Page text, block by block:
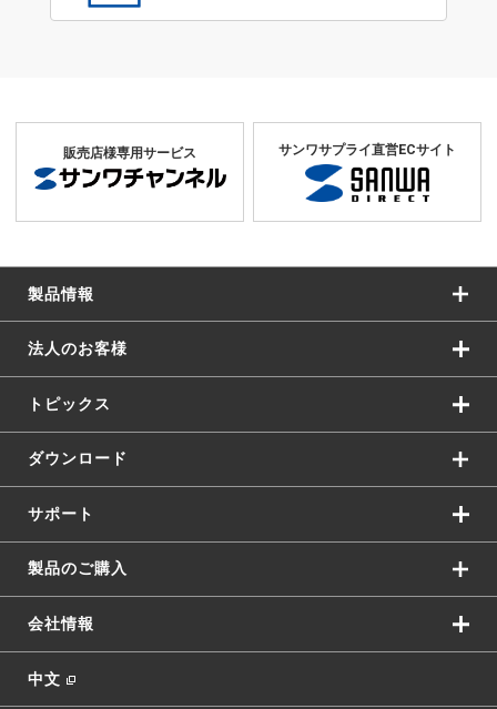
販売店様専用サービス サンワサプライ直営ECサイト
製品情報
法人のお客様
トピックス
ダウンロード
サポート
製品のご購入
会社情報
中文